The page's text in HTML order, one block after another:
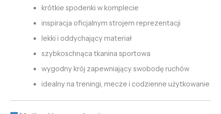
krótkie spodenki w komplecie
inspiracja oficjalnym strojem reprezentacji
lekki i oddychający materiał
szybkoschnąca tkanina sportowa
wygodny krój zapewniający swobodę ruchów
idealny na treningi, mecze i codzienne użytkowanie